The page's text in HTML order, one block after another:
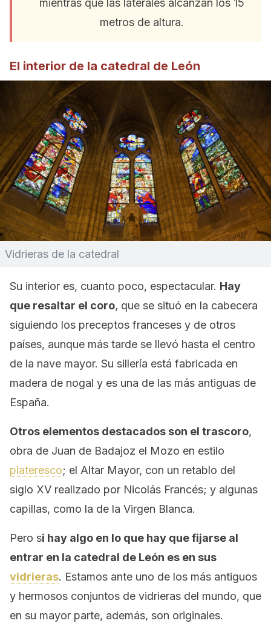
mientras que las laterales alcanzan los 15
metros de altura.
El interior de la catedral de León
Vidrieras de la catedral
Su interior es, cuanto poco, espectacular. Hay
que resaltar el coro, que se situó en la cabecera
siguiendo los preceptos franceses y de otros
países, aunque más tarde se llevó hasta el centro
de la nave mayor. Su sillería está fabricada en
madera de nogal y es una de las más antiguas de
España.
Otros elementos destacados son el trascoro,
obra de Juan de Badajoz el Mozo en estilo
plateresco; el Altar Mayor, con un retablo del
siglo XV realizado por Nicolás Francés; y algunas
capillas, como la de la Virgen Blanca.
Pero si hay algo en lo que hay que fijarse al
entrar en la catedral de León es en sus
vidrieras. Estamos ante uno de los más antiguos
y hermosos conjuntos de vidrieras del mundo, que
en su mayor parte, además, son originales.